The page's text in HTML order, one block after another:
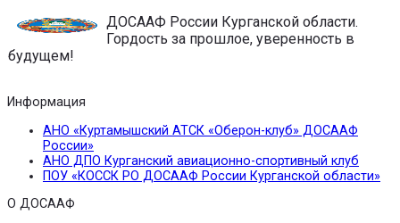
ДОСААФ России Курганской области.
Гордость за прошлое, уверенность в
будущем!
Информация
АНО «Куртамышский АТСК «Оберон-клуб» ДОСААФ
России»
АНО ДПО Курганский авиационно-спортивный клуб
ПОУ «КОССК РО ДОСААФ России Курганской области»
О ДОСААФ